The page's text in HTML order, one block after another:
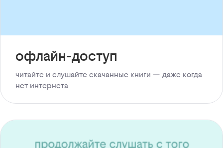
офлайн-доступ
читайте и слушайте скачанные книги — даже когда
нет интернета